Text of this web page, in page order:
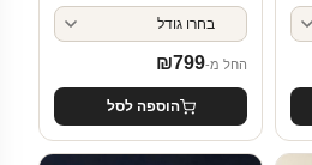
החל מ- ₪799
הוספה לסל